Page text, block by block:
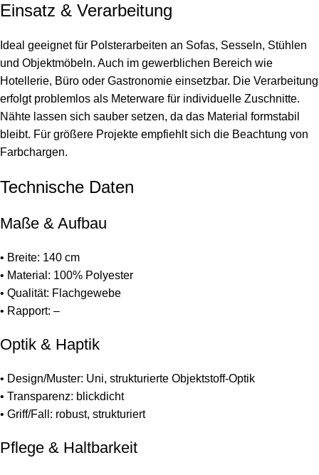
Einsatz & Verarbeitung
Ideal geeignet für Polsterarbeiten an Sofas, Sesseln, Stühlen
und Objektmöbeln. Auch im gewerblichen Bereich wie
Hotellerie, Büro oder Gastronomie einsetzbar. Die Verarbeitung
erfolgt problemlos als Meterware für individuelle Zuschnitte.
Nähte lassen sich sauber setzen, da das Material formstabil
bleibt. Für größere Projekte empfiehlt sich die Beachtung von
Farbchargen.
Technische Daten
Maße & Aufbau
• Breite: 140 cm
• Material: 100% Polyester
• Qualität: Flachgewebe
• Rapport: –
Optik & Haptik
• Design/Muster: Uni, strukturierte Objektstoff-Optik
• Transparenz: blickdicht
• Griff/Fall: robust, strukturiert
Pflege & Haltbarkeit